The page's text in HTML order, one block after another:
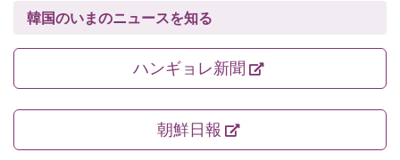
韓国のいまのニュースを知る
ハンギョレ新聞
朝鮮日報